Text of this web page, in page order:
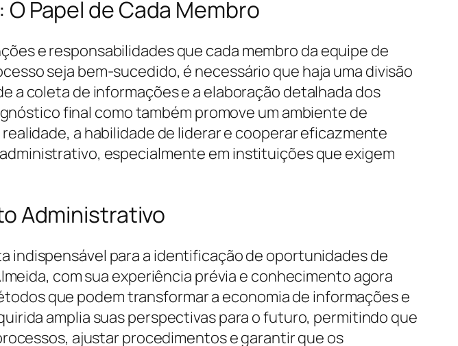
Papel de Cada Membro
e responsabilidades que cada membro da equipe de
seja bem-sucedido, é necessário que haja uma divisão
a coleta de informações e a elaboração detalhada dos
final como também promove um ambiente de
a habilidade de liderar e cooperar eficazmente
especialmente em instituições que exigem
Administrativo
indispensável para a identificação de oportunidades de
com sua experiência prévia e conhecimento agora
que podem transformar a economia de informações e
amplia suas perspectivas para o futuro, permitindo que
ajustar procedimentos e garantir que os